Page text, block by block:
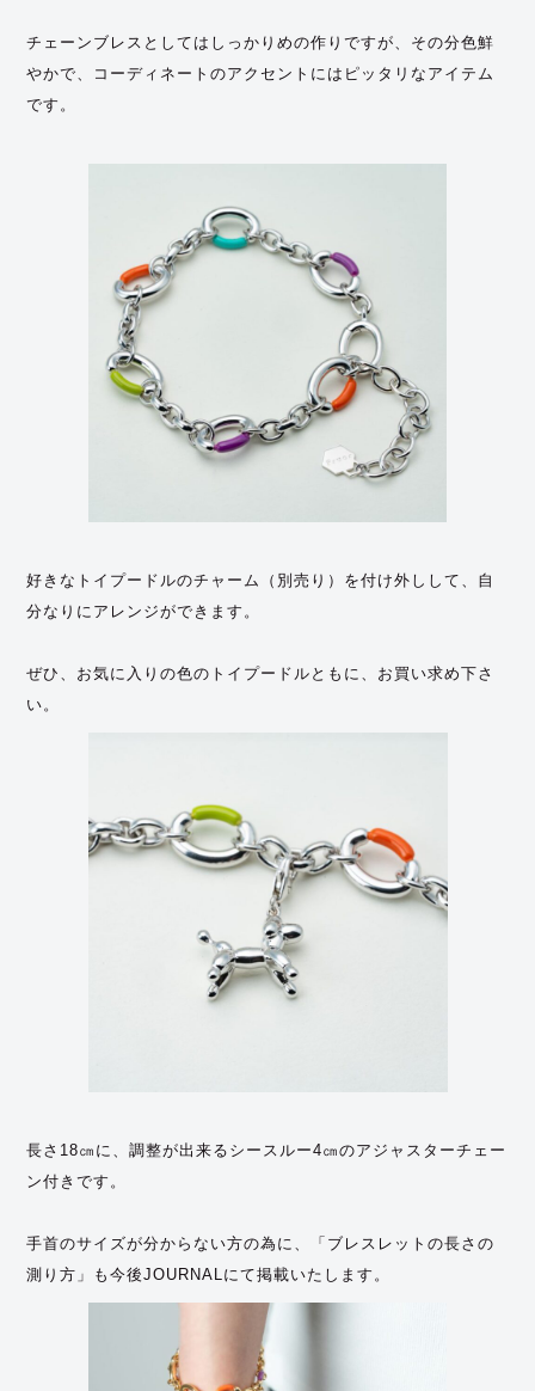
チェーンブレスとしてはしっかりめの作りですが、その分色鮮
やかで、コーディネートのアクセントにはピッタリなアイテム
です。
好きなトイプードルのチャーム（別売り）を付け外しして、自
分なりにアレンジができます。
ぜひ、お気に入りの色のトイプードルともに、お買い求め下さ
い。
長さ18㎝に、調整が出来るシースルー4㎝のアジャスターチェー
ン付きです。
手首のサイズが分からない方の為に、「ブレスレットの長さの
測り方」も今後JOURNALにて掲載いたします。